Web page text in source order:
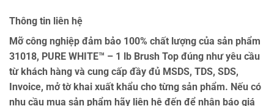
Thông tin liên hệ
Mỡ công nghiệp đảm bảo 100% chất lượng của sản phẩm
31018, PURE WHITE™ – 1 lb Brush Top đúng như yêu cầu
từ khách hàng và cung cấp đầy đủ MSDS, TDS, SDS,
Invoice, mở tờ khai xuất khẩu cho từng sản phẩm. Nếu có
nhu cầu mua sản phẩm hãy liên hệ đến để nhận báo giá